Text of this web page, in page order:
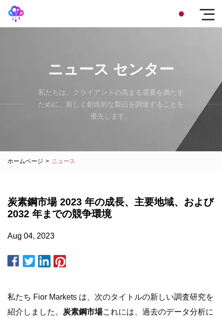
ニュース センター
私たちは、クライアントの高まる需要を満たす
ために、新しく創造的な製品を調達することを
優先します。
ホームページ > ニュース
炭素鋼市場 2023 年の成長、主要地域、および
2032 年までの競争環境
Aug 04, 2023
私たち Fior Markets は、次のタイトルの新しい調査研究を
紹介しました。 炭素鋼市場これには、過去のデータ分析に